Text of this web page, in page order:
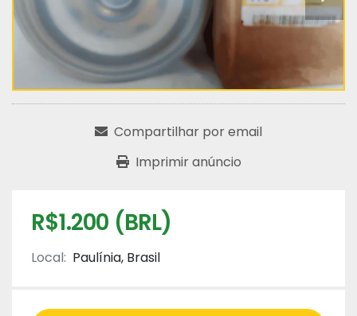
Compartilhar por email
Imprimir anúncio
R$1.200 (BRL)
Local: Paulínia, Brasil